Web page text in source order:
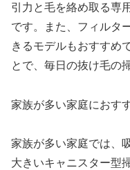
引力と毛を絡め取る専
です。また、フィルタ
きるモデルもおすすめ
とで、毎日の抜け毛の
家族が多い家庭におす
家族が多い家庭では、
大きいキャニスター型